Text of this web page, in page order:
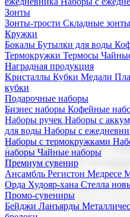
Зонты
Зонты-трости Складные зонты
Кружки
Бокалы Бутылки для воды
Термокружки Термосы
Наградная продукция
Kристаллы Кубки Медали
кубки
Подарочные наборы
Бизнес наборы Кофейные
Наборы ручек Наборы с
для воды Наборы с
Наборы с термокружками
наборы Чайные наборы
Премиум сувенир
Ансамбль Регистон Медресе
Орда Худояр-хана Стелла
Промо-сувениры
Бейджи Ланъярды
Корпоративные
Поставка со
Мы предлагаем широкий
сувениров с логотипом. В
продукцию для бизнеса,